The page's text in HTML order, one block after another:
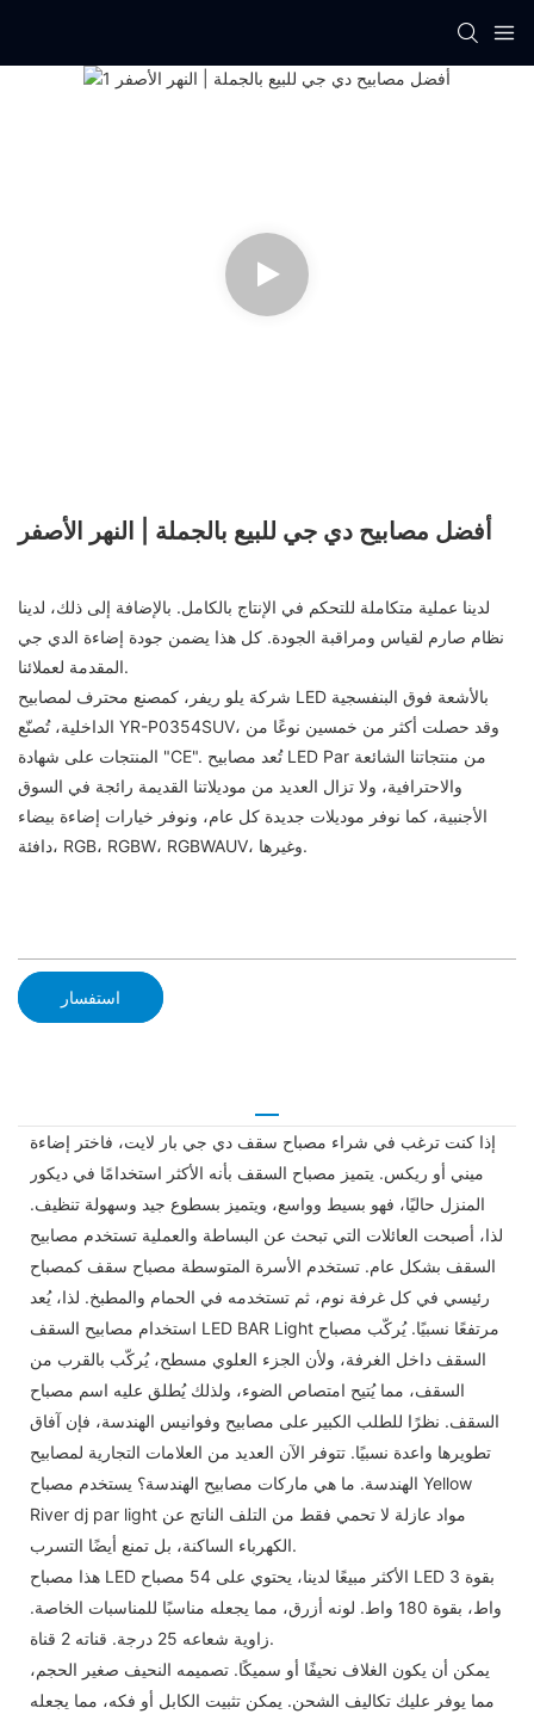
أفضل مصابيح دي جي للبيع بالجملة | النهر الأصفر
لدينا عملية متكاملة للتحكم في الإنتاج بالكامل. بالإضافة إلى ذلك، لدينا
نظام صارم لقياس ومراقبة الجودة. كل هذا يضمن جودة إضاءة الدي جي
المقدمة لعملائنا.
شركة يلو ريفر، كمصنع محترف لمصابيح LED بالأشعة فوق البنفسجية
الداخلية، تُصنّع YR-P0354SUV، وقد حصلت أكثر من خمسين نوعًا من
المنتجات على شهادة "CE". تُعد مصابيح LED Par من منتجاتنا الشائعة
والاحترافية، ولا تزال العديد من موديلاتنا القديمة رائجة في السوق
الأجنبية، كما نوفر موديلات جديدة كل عام، ونوفر خيارات إضاءة بيضاء
دافئة، RGB، RGBW، RGBWAUV، وغيرها.
استفسار
إذا كنت ترغب في شراء مصباح سقف دي جي بار لايت، فاختر إضاءة
ميني أو ريكس. يتميز مصباح السقف بأنه الأكثر استخدامًا في ديكور
المنزل حاليًا، فهو بسيط وواسع، ويتميز بسطوع جيد وسهولة تنظيف.
لذا، أصبحت العائلات التي تبحث عن البساطة والعملية تستخدم مصابيح
السقف بشكل عام. تستخدم الأسرة المتوسطة مصباح سقف كمصباح
رئيسي في كل غرفة نوم، ثم تستخدمه في الحمام والمطبخ. لذا، يُعد
استخدام مصابيح السقف LED BAR Light مرتفعًا نسبيًا. يُركّب مصباح
السقف داخل الغرفة، ولأن الجزء العلوي مسطح، يُركّب بالقرب من
السقف، مما يُتيح امتصاص الضوء، ولذلك يُطلق عليه اسم مصباح
السقف. نظرًا للطلب الكبير على مصابيح وفوانيس الهندسة، فإن آفاق
تطويرها واعدة نسبيًا. تتوفر الآن العديد من العلامات التجارية لمصابيح
الهندسة. ما هي ماركات مصابيح الهندسة؟ يستخدم مصباح Yellow
River dj par light مواد عازلة لا تحمي فقط من التلف الناتج عن
الكهرباء الساكنة، بل تمنع أيضًا التسرب.
هذا مصباح LED الأكثر مبيعًا لدينا، يحتوي على 54 مصباح LED بقوة 3
واط، بقوة 180 واط. لونه أزرق، مما يجعله مناسبًا للمناسبات الخاصة.
زاوية شعاعه 25 درجة. قناته 2 قناة.
يمكن أن يكون الغلاف نحيفًا أو سميكًا. تصميمه النحيف صغير الحجم،
مما يوفر عليك تكاليف الشحن. يمكن تثبيت الكابل أو فكه، مما يجعله